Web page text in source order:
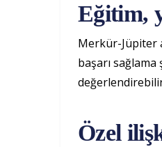
Eğitim,
Merkür-Jüpiter
başarı sağlama
Özel